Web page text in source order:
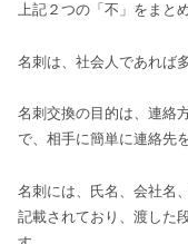
上記２つの「不」をまと
名刺は、社会人であれば
名刺交換の目的は、連絡
で、相手に簡単に連絡先
名刺には、氏名、会社名
記載されており、渡した